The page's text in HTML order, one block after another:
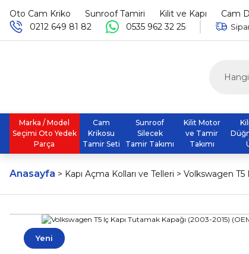
Oto Cam Kriko Sunroof Tamiri Kilit ve Kapı Cam
0212 649 81 82
0535 962 32 25
Marka / Model
Seçimi Oto Yedek
Parça
Cam
Krikosu
Tamir Seti
Sunroof
Silecek
Tamir Takımı
Kilit Motor
ve Tamir
Takımı
Anasayfa Kapı Açma Kolları ve Telleri Volkswagen T5
Yeni